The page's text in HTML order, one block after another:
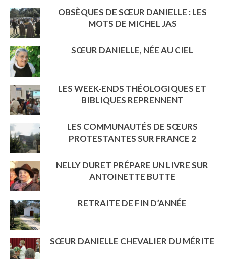
OBSÈQUES DE SŒUR DANIELLE : LES
MOTS DE MICHEL JAS
SŒUR DANIELLE, NÉE AU CIEL
LES WEEK-ENDS THÉOLOGIQUES ET
BIBLIQUES REPRENNENT
LES COMMUNAUTÉS DE SŒURS
PROTESTANTES SUR FRANCE 2
NELLY DURET PRÉPARE UN LIVRE SUR
ANTOINETTE BUTTE
RETRAITE DE FIN D’ANNÉE
SŒUR DANIELLE CHEVALIER DU MÉRITE